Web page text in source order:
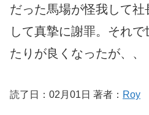
だった馬場が怪我して
して真摯に謝罪。それ
たりが良くなったが、、
読了日：02月01日 著者： Roy